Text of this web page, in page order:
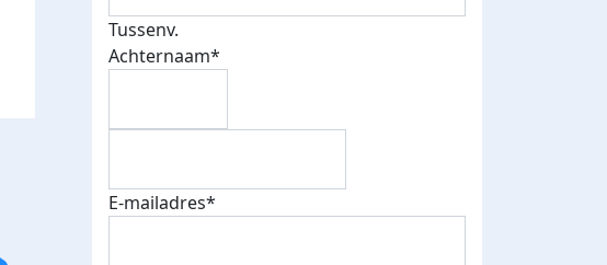
Tussenv.
Achternaam*
E-mailadres*